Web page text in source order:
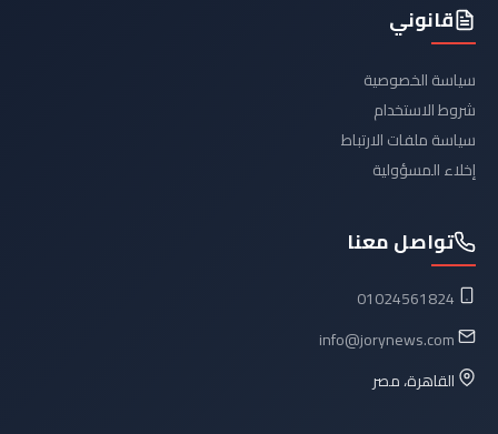
قانوني
سياسة الخصوصية
شروط الاستخدام
سياسة ملفات الارتباط
إخلاء المسؤولية
تواصل معنا
01024561824
info@jorynews.com
القاهرة، مصر